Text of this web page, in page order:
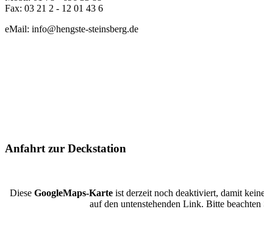
Fax: 03 21 2 - 12 01 43 6
eMail: info@hengste-steinsberg.de
Anfahrt zur Deckstation
Diese GoogleMaps-Karte ist derzeit noch deaktiviert, damit
auf den untenstehenden Link. Bitte